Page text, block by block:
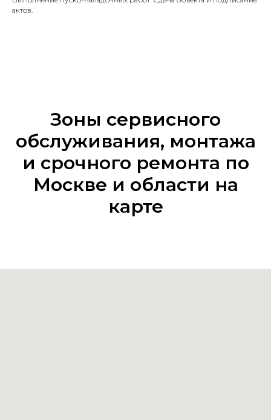
актов.
Зоны сервисного
обслуживания, монтажа
и срочного ремонта по
Москве и области на
карте